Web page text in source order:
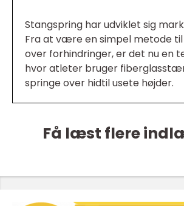
Stangspring har udviklet sig
Fra at være en simpel metode
over forhindringer, er det nu en
hvor atleter bruger
springe over hidtil usete højder.
Få læst flere